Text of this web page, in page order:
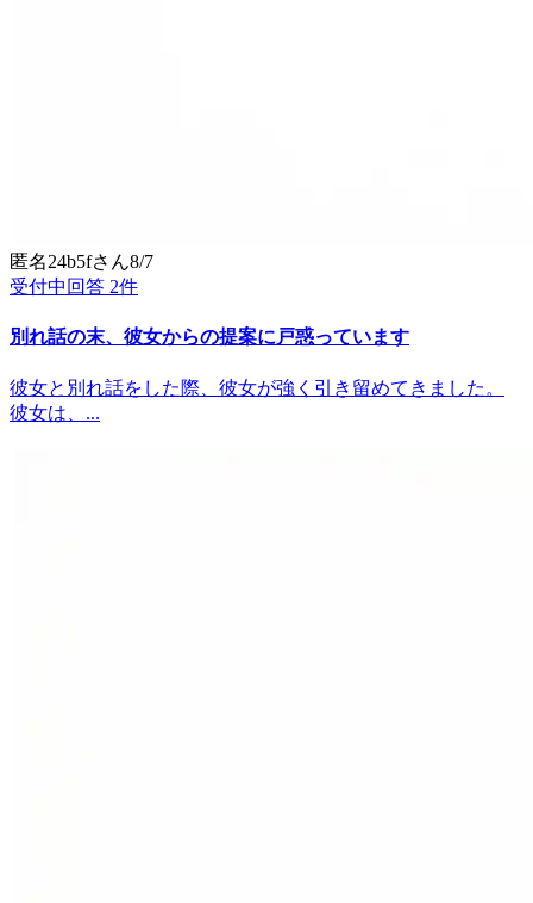
匿名24b5fさん8/7
受付中 回答 2件
別れ話の末、彼女からの提案に戸惑っています
彼女と別れ話をした際、彼女が強く引き留めてきました。
彼女は、...